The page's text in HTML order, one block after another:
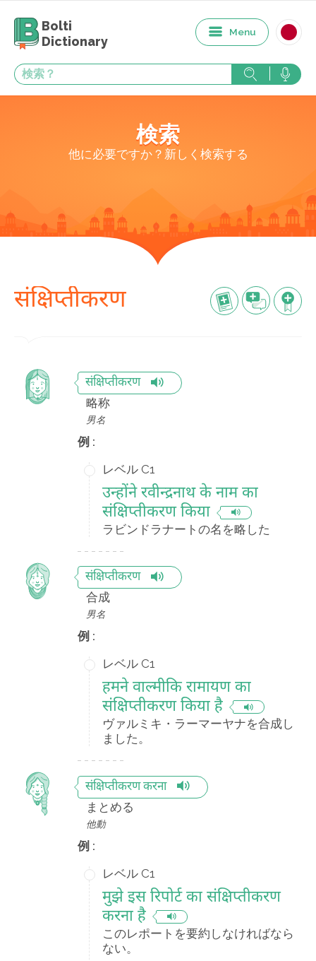
Bolti
Dictionary
Menu
検索
他に必要ですか？新しく検索する
संक्षिप्तीकरण
संक्षिप्तीकरण
略称
男名
例 :
レベル C1
उन्होंने रवीन्द्रनाथ के नाम का
संक्षिप्तीकरण किया
ラビンドラナートの名を略した
संक्षिप्तीकरण
合成
男名
例 :
レベル C1
हमने वाल्मीकि रामायण का
संक्षिप्तीकरण किया है
ヴァルミキ・ラーマーヤナを合成し
ました。
संक्षिप्तीकरण करना
まとめる
他動
例 :
レベル C1
मुझे इस रिपोर्ट का संक्षिप्तीकरण
करना है
このレポートを要約しなければなら
ない。